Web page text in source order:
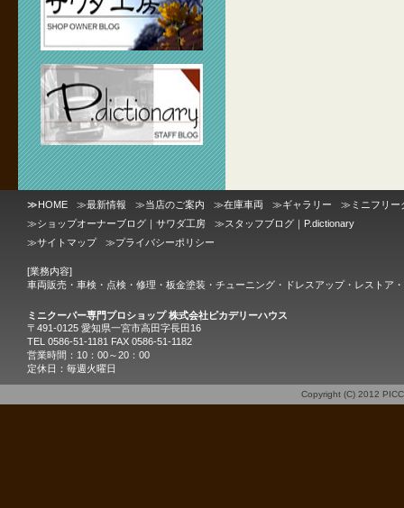
≫HOME ≫最新情報 ≫当店のご案内 ≫在庫車両 ≫ギャラリー ≫ ミニフリー
≫ショップオーナーブログ｜サワダ工房 ≫スタッフブログ｜P.dictionary
≫サイトマップ ≫プライバシーポリシー
[業務内容]
車両販売・車検・点検・修理・板金塗装・チューニング・ドレスアップ・レストア
ミニクーパー専門プロショップ 株式会社ピカデリーハウス
〒491-0125 愛知県一宮市高田字長田16
TEL 0586-51-1181 FAX 0586-51-1182
営業時間：10：00～20：00
定休日：毎週火曜日
Copyright (C) 2012